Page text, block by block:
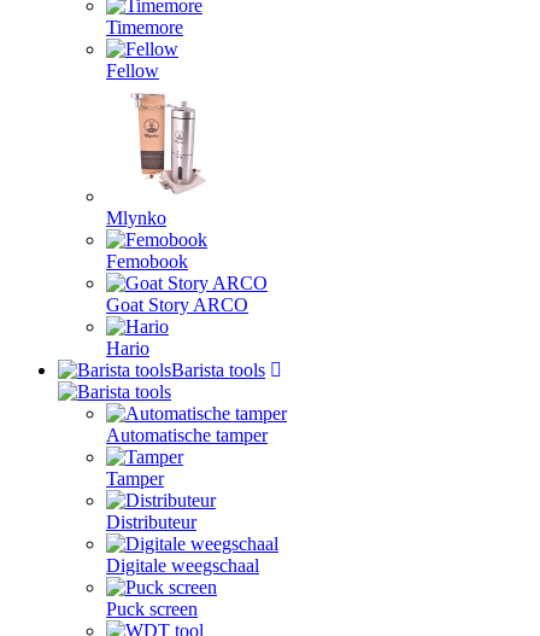
Timemore
Fellow
Mlynko
Femobook
Goat Story ARCO
Hario
Barista tools
Automatische tamper
Tamper
Distributeur
Digitale weegschaal
Puck screen